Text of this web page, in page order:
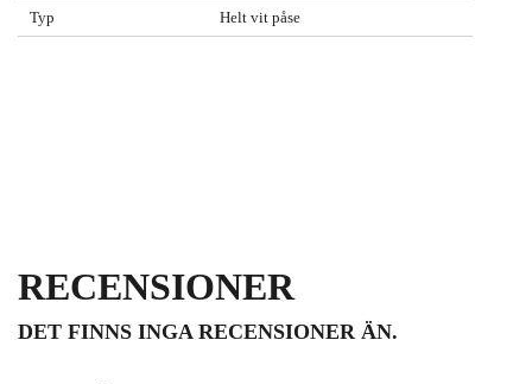
Typ Helt vit påse
RECENSIONER
DET FINNS INGA RECENSIONER ÄN.